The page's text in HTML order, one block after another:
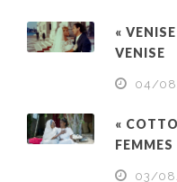
«
VENISE
04/
«
FEMMES
03/